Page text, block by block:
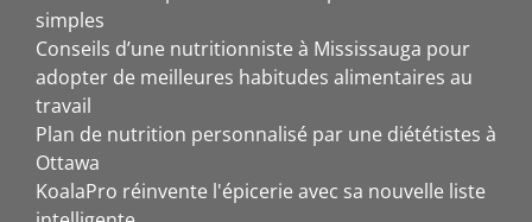
simples
Conseils d’une nutritionniste à Mississauga pour
adopter de meilleures habitudes alimentaires au
travail
Plan de nutrition personnalisé par une diététistes à
Ottawa
KoalaPro réinvente l'épicerie avec sa nouvelle liste